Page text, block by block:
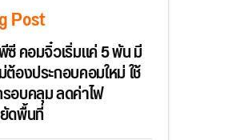
Post
คอมจิ๋วเริ่มแค่ 5 พัน มี
ต้องประกอบคอมใหม่ ใช้
อบคลุม ลดค่าไฟ
ดพื้นที่